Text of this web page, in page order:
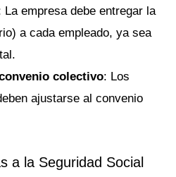
La empresa debe entregar la
a cada empleado, ya sea
colectivo: Los
ajustarse al convenio
a la Seguridad Social